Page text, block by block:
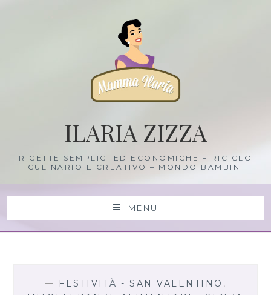
ILARIA ZIZZA
RICETTE SEMPLICI ED ECONOMICHE – RICICLO
CULINARIO E CREATIVO – MONDO BAMBINI
MENU
— FESTIVITÀ - SAN VALENTINO ,